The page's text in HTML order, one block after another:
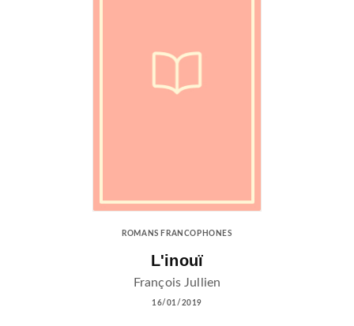
ROMANS FRANCOPHONES
L'inouï
François Jullien
16/01/2019